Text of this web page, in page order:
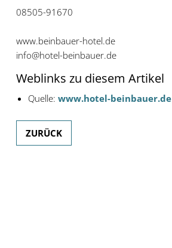
08505-91670
www.beinbauer-hotel.de
info@hotel-beinbauer.de
Weblinks zu diesem Artikel
Quelle: www.hotel-beinbauer.de
ZURÜCK